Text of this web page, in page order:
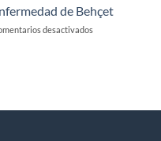
más
importantes
de
de Behçet
desactivadosen